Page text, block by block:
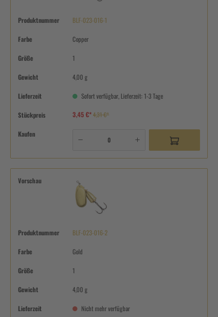
Produktnummer BLF-023-016-1
Farbe Copper
Größe 1
Gewicht 4,00 g
Lieferzeit Sofort verfügbar, Lieferzeit: 1-3 Tage
Stückpreis 3,45 €*4,31 €*
Kaufen
Vorschau
Produktnummer BLF-023-016-2
Farbe Gold
Größe 1
Gewicht 4,00 g
Lieferzeit Nicht mehr verfügbar